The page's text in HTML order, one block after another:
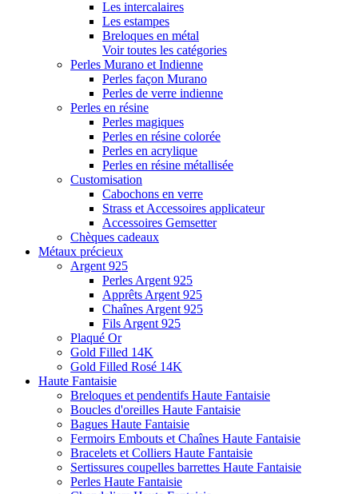
Les intercalaires
Les estampes
Breloques en métal
Voir toutes les catégories
Perles Murano et Indienne
Perles façon Murano
Perles de verre indienne
Perles en résine
Perles magiques
Perles en résine colorée
Perles en acrylique
Perles en résine métallisée
Customisation
Cabochons en verre
Strass et Accessoires applicateur
Accessoires Gemsetter
Chèques cadeaux
Métaux précieux
Argent 925
Perles Argent 925
Apprêts Argent 925
Chaînes Argent 925
Fils Argent 925
Plaqué Or
Gold Filled 14K
Gold Filled Rosé 14K
Haute Fantaisie
Breloques et pendentifs Haute Fantaisie
Boucles d'oreilles Haute Fantaisie
Bagues Haute Fantaisie
Fermoirs Embouts et Chaînes Haute Fantaisie
Bracelets et Colliers Haute Fantaisie
Sertissures coupelles barrettes Haute Fantaisie
Perles Haute Fantaisie